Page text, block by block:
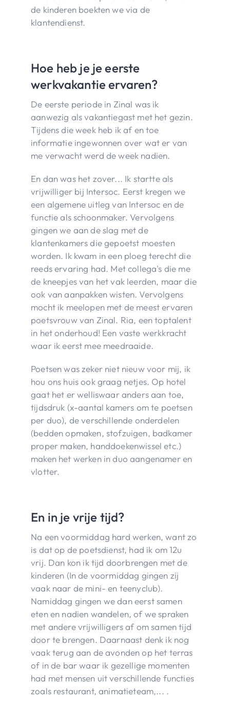
de kinderen boekten we via de
klantendienst.
Hoe heb je je eerste
werkvakantie ervaren?
De eerste periode in Zinal was ik
aanwezig als vakantiegast met het gezin.
Tijdens die week heb ik af en toe
informatie ingewonnen over wat er van
me verwacht werd de week nadien.
En dan was het zover... Ik startte als
vrijwilliger bij Intersoc. Eerst kregen we
een algemene uitleg van Intersoc en de
functie als schoonmaker. Vervolgens
gingen we aan de slag met de
klantenkamers die gepoetst moesten
worden. Ik kwam in een ploeg terecht die
reeds ervaring had. Met collega's die me
de kneepjes van het vak leerden, maar die
ook van aanpakken wisten. Vervolgens
mocht ik meelopen met de meest ervaren
poetsvrouw van Zinal. Ria, een toptalent
in het onderhoud! Een vaste werkkracht
waar ik eerst mee meedraaide.
Poetsen was zeker niet nieuw voor mij, ik
hou ons huis ook graag netjes. Op hotel
gaat het er welliswaar anders aan toe,
tijdsdruk (x-aantal kamers om te poetsen
per duo), de verschillende onderdelen
(bedden opmaken, stofzuigen, badkamer
proper maken, handdoekenwissel etc.)
maken het werken in duo aangenamer en
vlotter.
En in je vrije tijd?
Na een voormiddag hard werken, want zo
is dat op de poetsdienst, had ik om 12u
vrij. Dan kon ik tijd doorbrengen met de
kinderen (In de voormiddag gingen zij
vaak naar de mini- en teenyclub).
Namiddag gingen we dan eerst samen
eten en nadien wandelen, of we spraken
met andere vrijwilligers af om samen tijd
door te brengen. Daarnaast denk ik nog
vaak terug aan de avonden op het terras
of in de bar waar ik gezellige momenten
had met mensen uit verschillende functies
zoals restaurant, animatieteam,... .